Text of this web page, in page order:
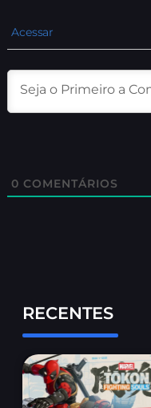
Acessar
0 COMENTÁRIOS
RECENTES